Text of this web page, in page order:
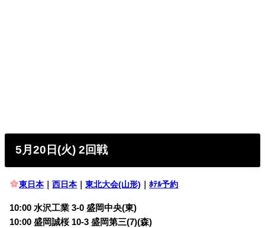
5月20日(火) 2回戦
東日本｜西日本｜東北大会(山形) ｜ﾎﾃﾙ予約
10:00 水沢工業 3-0 盛岡中央(東)
10:00 盛岡誠桜 10-3 盛岡第三(7)(森)